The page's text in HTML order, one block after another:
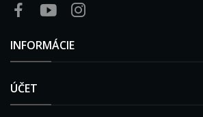
INFORMÁCIE
ÚČET